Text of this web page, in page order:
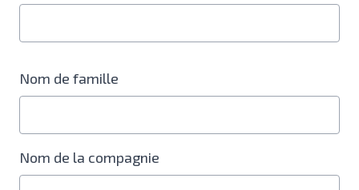
Nom de famille
Nom de la compagnie